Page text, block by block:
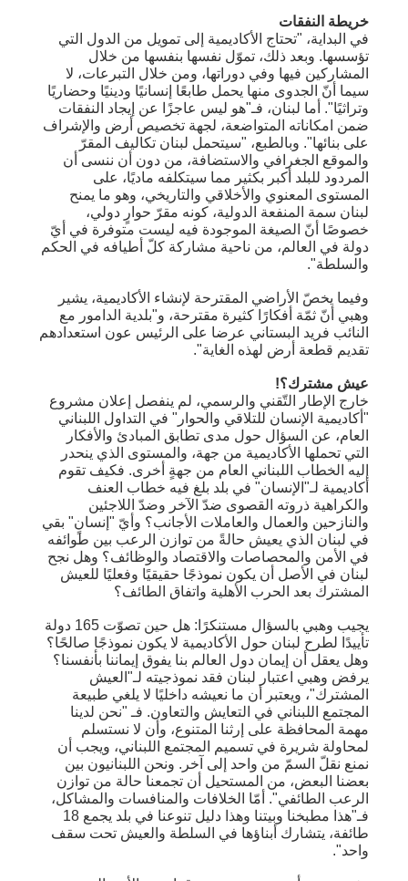
خريطة النفقات
في البداية، "تحتاج الأكاديمية إلى تمويل من الدول التي
تؤسسها. وبعد ذلك، تموّل نفسها بنفسها من خلال
المشاركين فيها وفي دوراتها، ومن خلال التبرعات، لا
سيما أنّ الجدوى منها يحمل طابعًا إنسانيًا ودينيًا وحضاريًا
وتراثيًا". أما لبنان، فـ"هو ليس عاجزًا عن إيجاد النفقات
ضمن امكاناته المتواضعة، لجهة تخصيص أرض والإشراف
على بنائها". وبالطبع، "سيتحمل لبنان تكاليف المقرّ
والموقع الجغرافي والاستضافة، من دون أن ننسى أن
المردود للبلد أكبر بكثير مما سيتكلفه ماديًا، على
المستوى المعنوي والأخلاقي والتاريخي، وهو ما يمنح
لبنان سمة المنفعة الدولية، كونه مقرّ حوارٍ دولي،
خصوصًا أنّ الصيغة الموجودة فيه ليست متوفرة في أيّ
دولة في العالم، من ناحية مشاركة كلّ أطيافه في الحكم
والسلطة".
وفيما يخصّ الأراضي المقترحة لإنشاء الأكاديمية، يشير
وهبي أنّ ثمّة أفكارًا كثيرة مقترحة، و"بلدية الدامور مع
النائب فريد البستاني عرضا على الرئيس عون استعدادهم
تقديم قطعة أرض لهذه الغاية".
عيش مشترك؟!
خارج الإطار التّقني والرسمي، لم ينفصل إعلان مشروع
"أكاديمية الإنسان للتلاقي والحوار" في التداول اللبناني
العام، عن السؤال حول مدى تطابق المبادئ والأفكار
التي تحملها الأكاديمية من جهة، والمستوى الذي ينحدر
إليه الخطاب اللبناني العام من جهةٍ أخرى. فكيف تقوم
أكاديمية لـ"الإنسان" في بلد بلغ فيه خطاب العنف
والكراهية ذروته القصوى ضدّ الآخر وضدّ اللاجئين
والنازحين والعمال والعاملات الأجانب؟ وأيّ "إنسانٍ" بقي
في لبنان الذي يعيش حالةً من توازن الرعب بين طوائفه
في الأمن والمحصاصات والاقتصاد والوظائف؟ وهل نجح
لبنان في الأصل أن يكون نموذجًا حقيقيًا وفعليًا للعيش
المشترك بعد الحرب الأهلية واتفاق الطائف؟
يجيب وهبي بالسؤال مستنكرًا: هل حين تصوّت 165 دولة
تأييدًا لطرح لبنان حول الأكاديمية لا يكون نموذجًا صالحًا؟
وهل يعقل أن إيمان دول العالم بنا يفوق إيماننا بأنفسنا؟
يرفض وهبي اعتبار لبنان فقد نموذجيته لـ"العيش
المشترك"، ويعتبر أن ما نعيشه داخليًا لا يلغي طبيعة
المجتمع اللبناني في التعايش والتعاون. فـ "نحن لدينا
مهمة المحافظة على إرثنا المتنوع، وأن لا نستسلم
لمحاولة شريرة في تسميم المجتمع اللبناني، ويجب أن
نمنع نقلّ السمّ من واحد إلى آخر. ونحن اللبنانيون بين
بعضنا البعض، من المستحيل أن تجمعنا حالة من توازن
الرعب الطائفي". أمّا الخلافات والمنافسات والمشاكل،
فـ"هذا مطبخنا وبيتنا وهذا دليل تنوعنا في بلد يجمع 18
طائفة، يتشارك أبناؤها في السلطة والعيش تحت سقف
واحد".